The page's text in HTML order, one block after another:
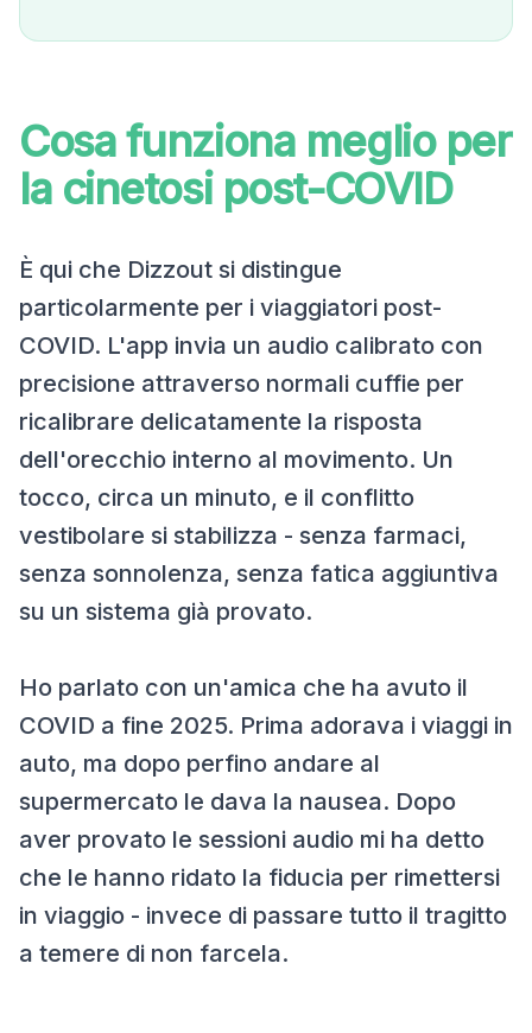
Cosa funziona meglio per
la cinetosi post-COVID
È qui che Dizzout si distingue
particolarmente per i viaggiatori post-
COVID. L'app invia un audio calibrato con
precisione attraverso normali cuffie per
ricalibrare delicatamente la risposta
dell'orecchio interno al movimento. Un
tocco, circa un minuto, e il conflitto
vestibolare si stabilizza - senza farmaci,
senza sonnolenza, senza fatica aggiuntiva
su un sistema già provato.
Ho parlato con un'amica che ha avuto il
COVID a fine 2025. Prima adorava i viaggi in
auto, ma dopo perfino andare al
supermercato le dava la nausea. Dopo
aver provato le sessioni audio mi ha detto
che le hanno ridato la fiducia per rimettersi
in viaggio - invece di passare tutto il tragitto
a temere di non farcela.